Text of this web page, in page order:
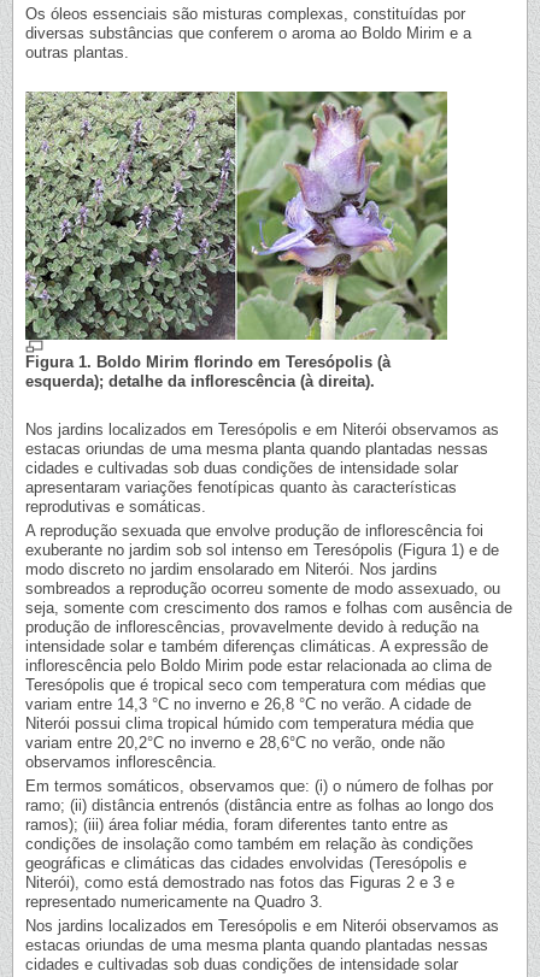
Os óleos essenciais são misturas complexas, constituídas por
diversas substâncias que conferem o aroma ao Boldo Mirim e a
outras plantas.
Figura 1. Boldo Mirim florindo em Teresópolis (à
esquerda); detalhe da inflorescência (à direita).
Nos jardins localizados em Teresópolis e em Niterói observamos as
estacas oriundas de uma mesma planta quando plantadas nessas
cidades e cultivadas sob duas condições de intensidade solar
apresentaram variações fenotípicas quanto às características
reprodutivas e somáticas.
A reprodução sexuada que envolve produção de inflorescência foi
exuberante no jardim sob sol intenso em Teresópolis (Figura 1) e de
modo discreto no jardim ensolarado em Niterói. Nos jardins
sombreados a reprodução ocorreu somente de modo assexuado, ou
seja, somente com crescimento dos ramos e folhas com ausência de
produção de inflorescências, provavelmente devido à redução na
intensidade solar e também diferenças climáticas. A expressão de
inflorescência pelo Boldo Mirim pode estar relacionada ao clima de
Teresópolis que é tropical seco com temperatura com médias que
variam entre 14,3 °C no inverno e 26,8 °C no verão. A cidade de
Niterói possui clima tropical húmido com temperatura média que
variam entre 20,2°C no inverno e 28,6°C no verão, onde não
observamos inflorescência.
Em termos somáticos, observamos que: (i) o número de folhas por
ramo; (ii) distância entrenós (distância entre as folhas ao longo dos
ramos); (iii) área foliar média, foram diferentes tanto entre as
condições de insolação como também em relação às condições
geográficas e climáticas das cidades envolvidas (Teresópolis e
Niterói), como está demostrado nas fotos das Figuras 2 e 3 e
representado numericamente na Quadro 3.
Nos jardins localizados em Teresópolis e em Niterói observamos as
estacas oriundas de uma mesma planta quando plantadas nessas
cidades e cultivadas sob duas condições de intensidade solar